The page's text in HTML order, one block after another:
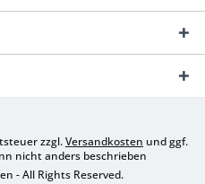
zzgl.Versandkosten und ggf.
nicht anders beschrieben
- All Rights Reserved.